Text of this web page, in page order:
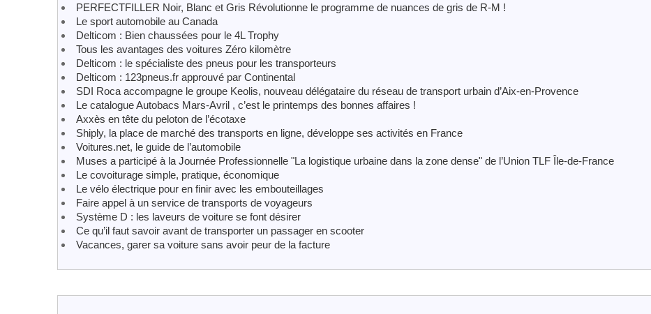
PERFECTFILLER Noir, Blanc et Gris Révolutionne le programme de nuances de gris de R-M !
Le sport automobile au Canada
Delticom : Bien chaussées pour le 4L Trophy
Tous les avantages des voitures Zéro kilomètre
Delticom : le spécialiste des pneus pour les transporteurs
Delticom : 123pneus.fr approuvé par Continental
SDI Roca accompagne le groupe Keolis, nouveau délégataire du réseau de transport urbain d’Aix-en-Provence
Le catalogue Autobacs Mars-Avril , c’est le printemps des bonnes affaires !
Axxès en tête du peloton de l’écotaxe
Shiply, la place de marché des transports en ligne, développe ses activités en France
Voitures.net, le guide de l’automobile
Muses a participé à la Journée Professionnelle "La logistique urbaine dans la zone dense" de l’Union TLF Île-de-France
Le covoiturage simple, pratique, économique
Le vélo électrique pour en finir avec les embouteillages
Faire appel à un service de transports de voyageurs
Système D : les laveurs de voiture se font désirer
Ce qu’il faut savoir avant de transporter un passager en scooter
Vacances, garer sa voiture sans avoir peur de la facture